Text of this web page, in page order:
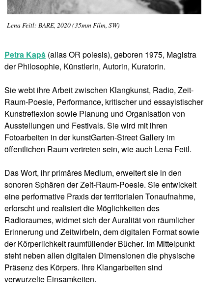
Lena Feitl: BARE, 2020 (35mm Film, SW)
Petra Kapš (alias OR poiesis), geboren 1975, Magistra
der Philosophie, Künstlerin, Autorin, Kuratorin.
Sie webt ihre Arbeit zwischen Klangkunst, Radio, Zeit-
Raum-Poesie, Performance, kritischer und essayistischer
Kunstreflexion sowie Planung und Organisation von
Ausstellungen und Festivals. Sie wird mit ihren
Fotoarbeiten in der kunstGarten-Street Gallery im
öffentlichen Raum vertreten sein, wie auch Lena Feitl.
Das Wort, ihr primäres Medium, erweitert sie in den
sonoren Sphären der Zeit-Raum-Poesie. Sie entwickelt
eine performative Praxis der territorialen Tonaufnahme,
erforscht und realisiert die Möglichkeiten des
Radioraumes, widmet sich der Auralität von räumlicher
Erinnerung und Zeitwirbeln, dem digitalen Format sowie
der Körperlichkeit raumfüllender Bücher. Im Mittelpunkt
steht neben allen digitalen Dimensionen die physische
Präsenz des Körpers. Ihre Klangarbeiten sind
verwurzelte Einsamkeiten.